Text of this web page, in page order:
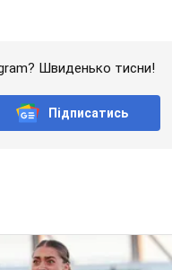
Швиденько тисни!
Підписатись